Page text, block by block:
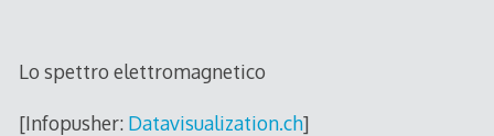
Lo spettro elettromagnetico
[Infopusher: Datavisualization.ch]